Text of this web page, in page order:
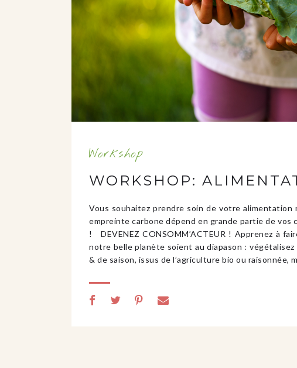
Workshop
WORKSHOP:
Vous souhaitez prendre soin de votre alimentation
empreinte carbone dépend en grande partie de
! DEVENEZ CONSOMM’ACTEUR ! Apprenez à
notre belle planète soient au diapason :
& de saison, issus de l’agriculture bio ou raisonnée,